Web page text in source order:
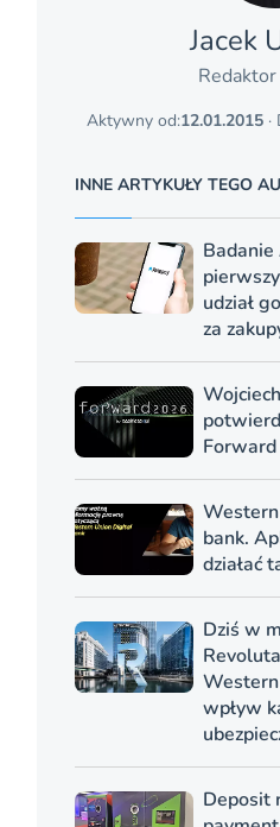
Jacek
Aktywny od:12.01.2015
INNE ARTYKUŁY TEGO
udział
za
bank.
działać
Dziś w
wpływ
Deposit